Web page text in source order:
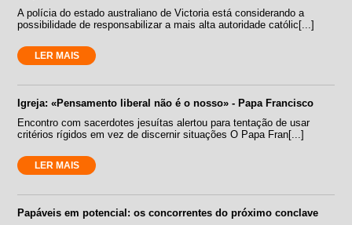
A polícia do estado australiano de Victoria está considerando a
possibilidade de responsabilizar a mais alta autoridade católic[...]
LER MAIS
Igreja: «Pensamento liberal não é o nosso» - Papa Francisco
Encontro com sacerdotes jesuítas alertou para tentação de usar
critérios rígidos em vez de discernir situações O Papa Fran[...]
LER MAIS
Papáveis em potencial: os concorrentes do próximo conclave